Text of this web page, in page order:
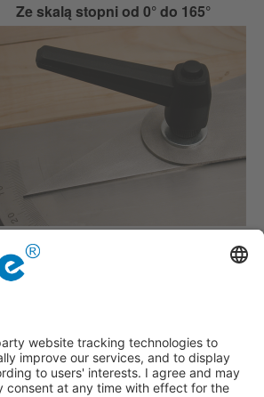
Ze skalą stopni od 0° do 165°
mogą być mocowane za pomocą
dużej dźwigni zaciskowej